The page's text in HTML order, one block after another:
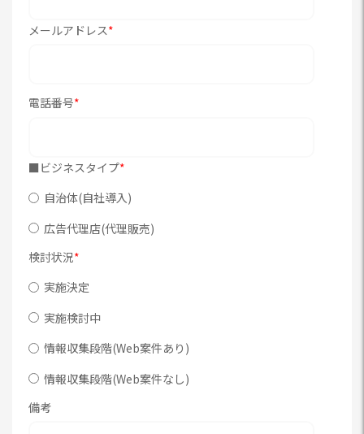
メールアドレス*
電話番号*
■ビジネスタイプ*
自治体(自社導入)
広告代理店(代理販売)
検討状況*
実施決定
実施検討中
情報収集段階(Web案件あり)
情報収集段階(Web案件なし)
備考